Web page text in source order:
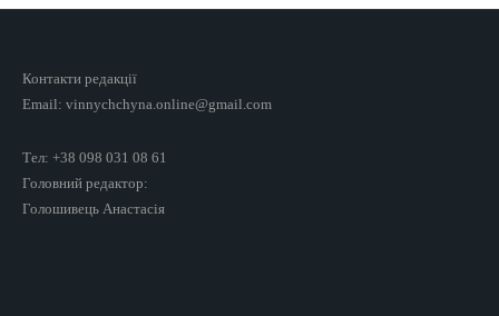
Контакти редакції
Email: vinnychchyna.online@gmail.com
Тел: +38 098 031 08 61
Головний редактор:
Голошивець Анастасія